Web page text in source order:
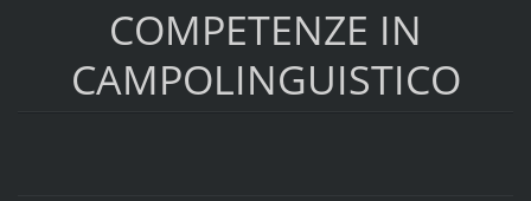
COMPETENZE IN
CAMPOLINGUISTICO